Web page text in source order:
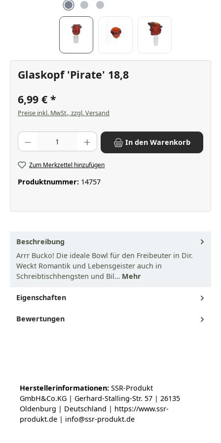
Glaskopf 'Pirate' 18,8
6,99 €
Preise inkl. MwSt., zzgl. Versand
Produkt Anzahl: Gib den gewünschten Wert ein oder benutze die
In den Warenkorb
Zum Merkzettel hinzufügen
Produktnummer: 14757
Beschreibung
Arrr Bucko! Die ideale Bowl für den Freibeuter in Dir.
Weckt Romantik und Lebensgeister auch in
Schreibtischhengsten und Bil… Mehr
Eigenschaften
Bewertungen
Herstellerinformationen: SSR-Produkt
GmbH&Co.KG | Gerhard-Stalling-Str. 57 | 26135
Oldenburg | Deutschland | https://www.ssr-
produkt.de | info@ssr-produkt.de